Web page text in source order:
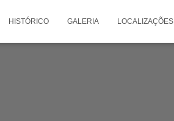
HISTÓRICO GALERIA LOCALIZAÇÕES